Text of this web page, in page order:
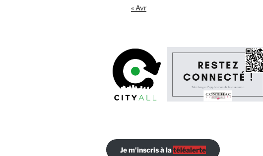
« Avr
Je m'inscris à latéléalerte